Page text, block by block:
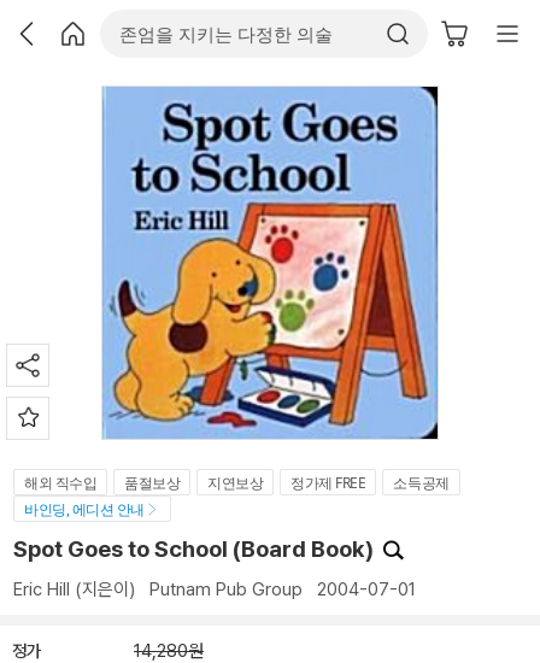
해외 직수입 품절보상 지연보상 정가제 FREE
소득공제
바인딩, 에디션 안내
Spot Goes to School (Board Book)
Eric Hill (지은이) Putnam Pub Group 2004-07-01
정가 14,280원